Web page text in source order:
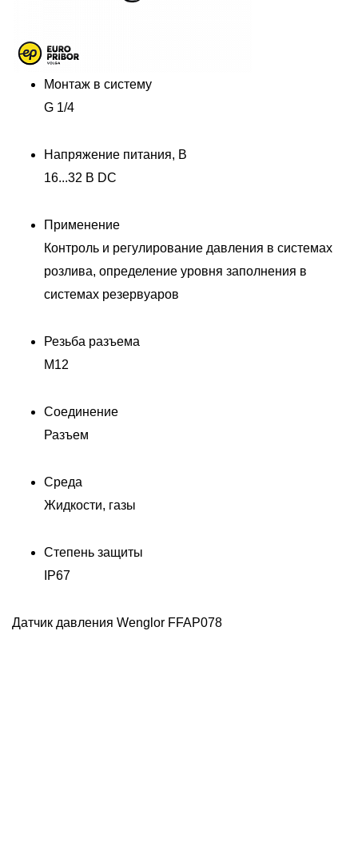
Монтаж в систему
G 1/4
Напряжение питания, В
16...32 В DC
Применение
Контроль и регулирование давления в системах
розлива, определение уровня заполнения в
системах резервуаров
Резьба разъема
M12
Соединение
Разъем
Среда
Жидкости, газы
Степень защиты
IP67
Датчик давления Wenglor FFAP078